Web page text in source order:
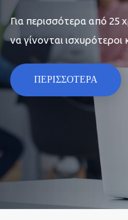
Για περισσότερα από 25
να γίνονται ισχυρότεροι
ΠΕΡΙΣΣΟΤΕΡΑ